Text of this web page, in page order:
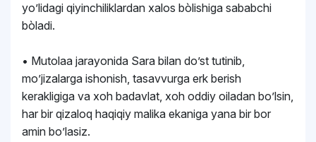
yo’lidagi qiyinchiliklardan xalos bòlishiga sababchi
bòladi.
• Mutolaa jarayonida Sara bilan do’st tutinib,
mo’jizalarga ishonish, tasavvurga erk berish
kerakligiga va xoh badavlat, xoh oddiy oiladan bo’lsin,
har bir qizaloq haqiqiy malika ekaniga yana bir bor
amin bo’lasiz.